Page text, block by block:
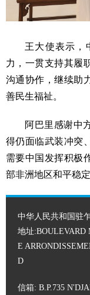
王大使表示，
力，一贯支持其履
沟通协作，继续助
善民生福祉。
阿巴里感谢中
得仍面临武装冲突
需要中国发挥积极
部非洲地区和平稳
中华人民共和国驻
地址:BOULEVARD
E
D
信箱: B.P.735